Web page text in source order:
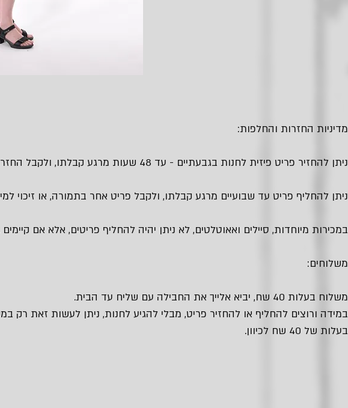
מדיניות החזרות והחלפות:
ניתן להחזיר פריט פיזית לחנות בגבעתיים - עד 48 שעות מרגע קבלתו, ולקבל החזר כספי.
ניתן להחליף פריט עד שבועיים מרגע קבלתו, ולקבל פריט אחר בתמורה, או זיכוי
במכירות מיוחדות, סיילים ואאוטלטים, לא ניתן יהיה להחליף פריטים, אלא אם
משלוחים:
משלוח בעלות 40 שח, יביא אלייך את החבילה עם שליח עד הבית.
במידה ורוצים להחליף או להחזיר פריט, מבלי להגיע לחנות, ניתן לעשות זאת רק
בעלות של 40 שח לכיוון.